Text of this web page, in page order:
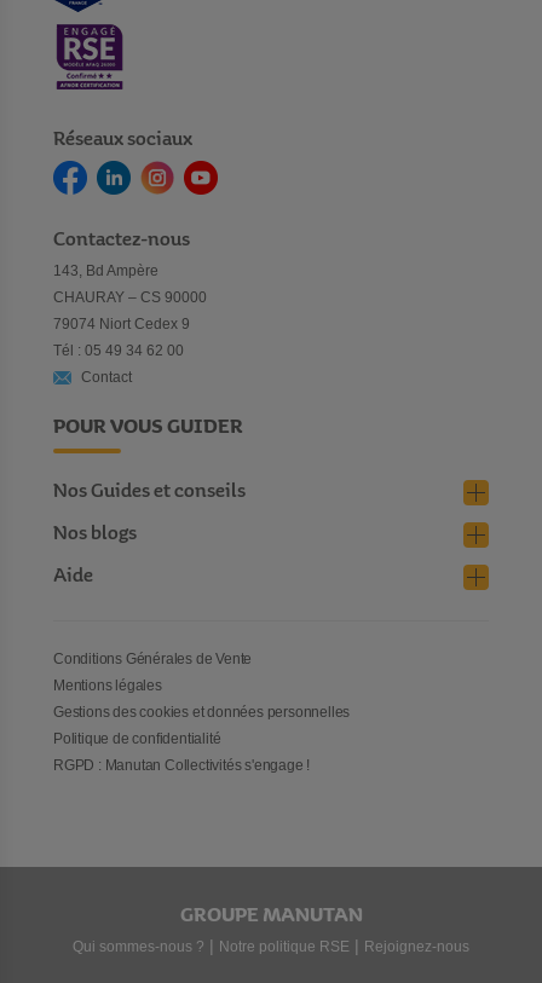
Réseaux sociaux
Contactez-nous
143, Bd Ampère
CHAURAY – CS 90000
79074 Niort Cedex 9
Tél : 05 49 34 62 00
Contact
POUR VOUS GUIDER
Nos Guides et conseils
Nos blogs
Aide
Conditions Générales de Vente
Mentions légales
Gestions des cookies et données personnelles
Politique de confidentialité
RGPD : Manutan Collectivités s'engage !
GROUPE MANUTAN
Qui sommes-nous ? | Notre politique RSE | Rejoignez-nous